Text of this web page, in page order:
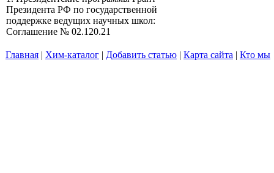
Президента РФ по государственной
поддержке ведущих научных школ:
Соглашение № 02.120.21
Главная | Хим-каталог | Добавить статью | Карта сайта | Кто мы